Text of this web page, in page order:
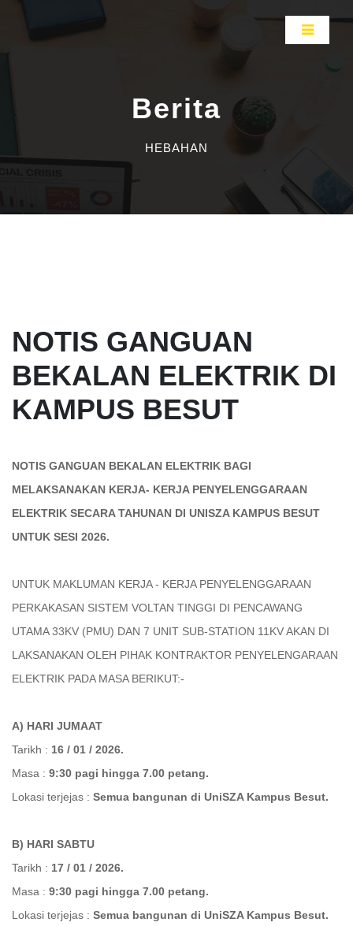
Berita
HEBAHAN
NOTIS GANGUAN
BEKALAN ELEKTRIK DI
KAMPUS BESUT
NOTIS GANGUAN BEKALAN ELEKTRIK BAGI
MELAKSANAKAN KERJA- KERJA PENYELENGGARAAN
ELEKTRIK SECARA TAHUNAN DI UNISZA KAMPUS BESUT
UNTUK SESI 2026.
UNTUK MAKLUMAN KERJA - KERJA PENYELENGGARAAN
PERKAKASAN SISTEM VOLTAN TINGGI DI PENCAWANG
UTAMA 33KV (PMU) DAN 7 UNIT SUB-STATION 11KV AKAN DI
LAKSANAKAN OLEH PIHAK KONTRAKTOR PENYELENGARAAN
ELEKTRIK PADA MASA BERIKUT:-
A) HARI JUMAAT
Tarikh : 16 / 01 / 2026.
Masa : 9:30 pagi hingga 7.00 petang.
Lokasi terjejas : Semua bangunan di UniSZA Kampus Besut.
B) HARI SABTU
Tarikh : 17 / 01 / 2026.
Masa : 9:30 pagi hingga 7.00 petang.
Lokasi terjejas : Semua bangunan di UniSZA Kampus Besut.